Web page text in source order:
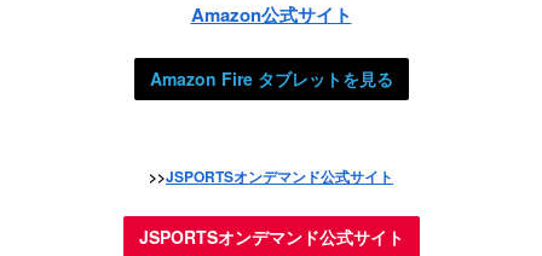
Amazon公式サイト
Amazon Fire タブレットを見る
>>JSPORTSオンデマンド公式サイト
JSPORTSオンデマンド公式サイト